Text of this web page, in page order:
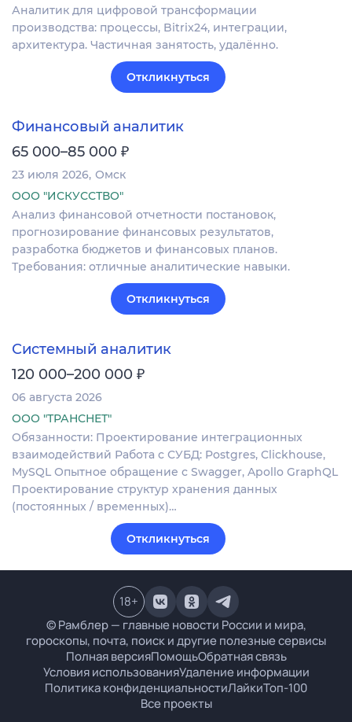
Аналитик для цифровой трансформации
производства: процессы, Bitrix24, интеграции,
архитектура. Частичная занятость, удалённо.
Откликнуться
Финансовый аналитик
65 000–85 000 ₽
23 июля 2026 Омск
ООО "ИСКУССТВО"
Анализ финансовой отчетности постановок,
прогнозирование финансовых результатов,
разработка бюджетов и финансовых планов.
Требования: отличные аналитические навыки.
Откликнуться
Системный аналитик
120 000–200 000 ₽
06 августа 2026
ООО "ТРАНСНЕТ"
Обязанности: Проектирование интеграционных
взаимодействий Работа с СУБД: Postgres, Clickhouse,
MySQL Опытное обращение с Swagger, Apollo GraphQL
Проектирование структур хранения данных
(постоянных / временных)…
Откликнуться
© Рамблер — главные новости России и мира,
гороскопы, почта, поиск и другие полезные сервисы
Полная версияПомощьОбратная связь
Условия использованияУдаление информации
Политика конфиденциальностиЛайкиТоп-100
Все проекты
18+